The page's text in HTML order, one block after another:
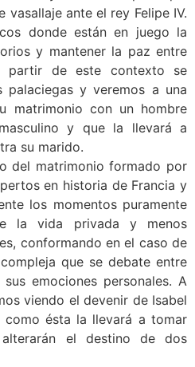
vasallaje ante el rey Felipe IV.
donde están en juego la
y mantener la paz entre
partir de este contexto se
palaciegas y veremos a una
matrimonio con un hombre
y que la llevará a
su marido.
matrimonio formado por
en historia de Francia y
los momentos puramente
la vida privada y menos
conformando en el caso de
que se debate entre
emociones personales. A
viendo el devenir de Isabel
ésta la llevará a tomar
el destino de dos